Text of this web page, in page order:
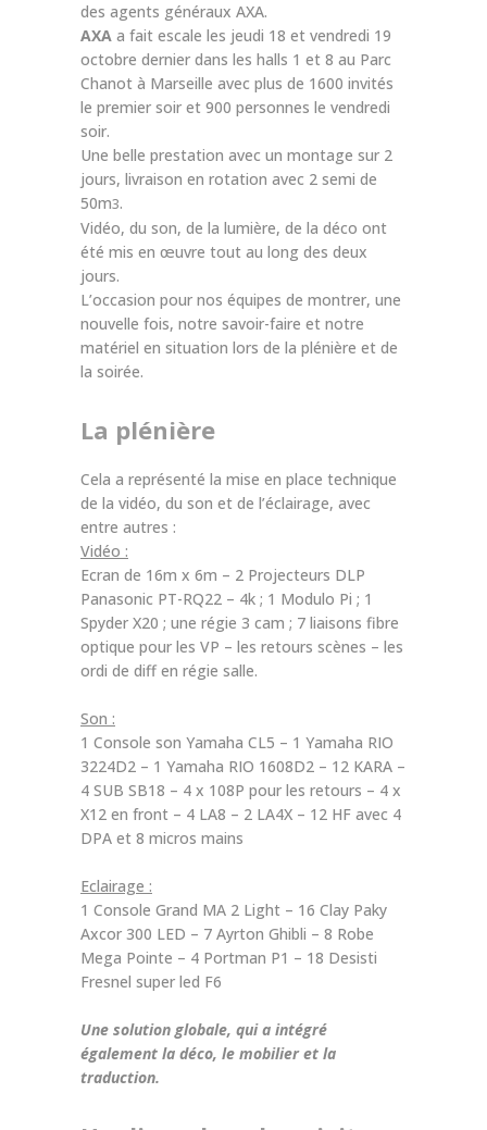
des agents généraux AXA.
AXA a fait escale les jeudi 18 et vendredi 19
octobre dernier dans les halls 1 et 8 au Parc
Chanot à Marseille avec plus de 1600 invités
le premier soir et 900 personnes le vendredi
soir.
Une belle prestation avec un montage sur 2
jours, livraison en rotation avec 2 semi de
50m3.
Vidéo, du son, de la lumière, de la déco ont
été mis en œuvre tout au long des deux
jours.
L’occasion pour nos équipes de montrer, une
nouvelle fois, notre savoir-faire et notre
matériel en situation lors de la plénière et de
la soirée.
La plénière
Cela a représenté la mise en place technique
de la vidéo, du son et de l’éclairage, avec
entre autres :
Vidéo :
Ecran de 16m x 6m – 2 Projecteurs DLP
Panasonic PT-RQ22 – 4k ; 1 Modulo Pi ; 1
Spyder X20 ; une régie 3 cam ; 7 liaisons fibre
optique pour les VP – les retours scènes – les
ordi de diff en régie salle.
Son :
1 Console son Yamaha CL5 – 1 Yamaha RIO
3224D2 – 1 Yamaha RIO 1608D2 – 12 KARA –
4 SUB SB18 – 4 x 108P pour les retours – 4 x
X12 en front – 4 LA8 – 2 LA4X – 12 HF avec 4
DPA et 8 micros mains
Eclairage :
1 Console Grand MA 2 Light – 16 Clay Paky
Axcor 300 LED – 7 Ayrton Ghibli – 8 Robe
Mega Pointe – 4 Portman P1 – 18 Desisti
Fresnel super led F6
Une solution globale, qui a intégré
également la déco, le mobilier et la
traduction.